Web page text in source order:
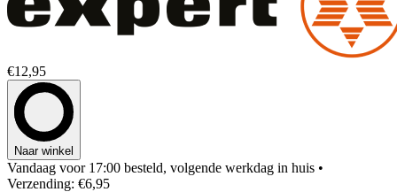
€12,95
Naar winkel
Vandaag voor 17:00 besteld, volgende werkdag in huis •
Verzending: €6,95